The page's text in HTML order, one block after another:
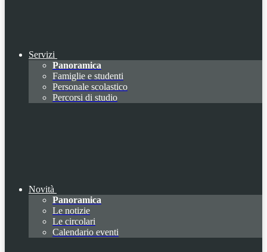
Servizi
Panoramica
Famiglie e studenti
Personale scolastico
Percorsi di studio
Novità
Panoramica
Le notizie
Le circolari
Calendario eventi